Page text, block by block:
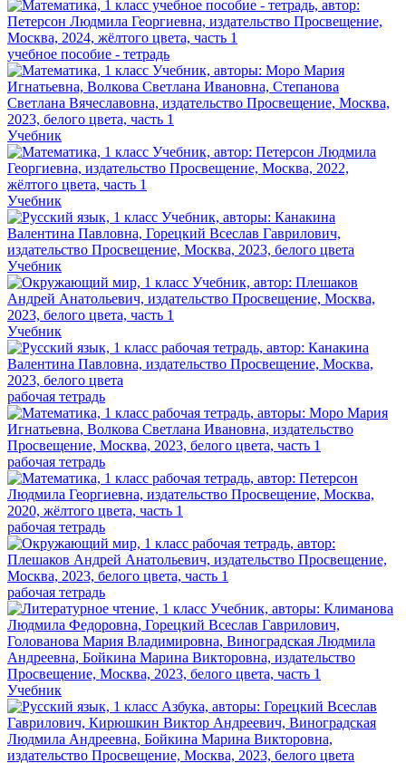
учебное пособие - тетрадь
Учебник
Учебник
Учебник
Учебник
рабочая тетрадь
рабочая тетрадь
рабочая тетрадь
рабочая тетрадь
Учебник